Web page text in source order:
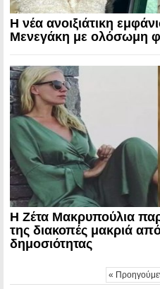
Η νέα ανοιξιάτικη
Μενεγάκη με ολόσωμη
Η Ζέτα Μακρυπούλια
της διακοπές μακριά
δημοσιότητας
«